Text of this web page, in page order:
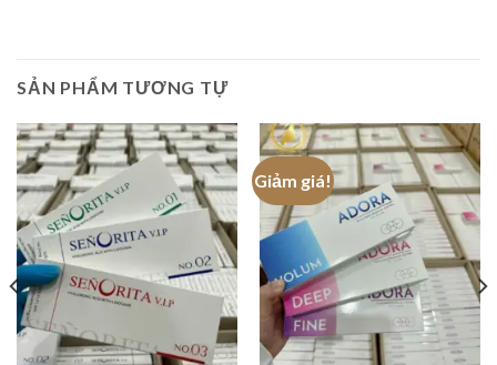
SẢN PHẨM TƯƠNG TỰ
Giảm giá!